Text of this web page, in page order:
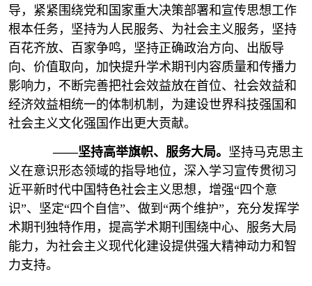
导，紧紧围绕党和国家重大决策部署和宣传思想工作
根本任务，坚持为人民服务、为社会主义服务，坚持
百花齐放、百家争鸣，坚持正确政治方向、出版导
向、价值取向，加快提升学术期刊内容质量和传播力
影响力，不断完善把社会效益放在首位、社会效益和
经济效益相统一的体制机制，为建设世界科技强国和
社会主义文化强国作出更大贡献。
——坚持高举旗帜、服务大局。 坚持马克思主
义在意识形态领域的指导地位，深入学习宣传贯彻习
近平新时代中国特色社会主义思想，增强“四个意
识”、坚定“四个自信”、做到“两个维护”，充分发挥学
术期刊独特作用，提高学术期刊围绕中心、服务大局
能力，为社会主义现代化建设提供强大精神动力和智
力支持。